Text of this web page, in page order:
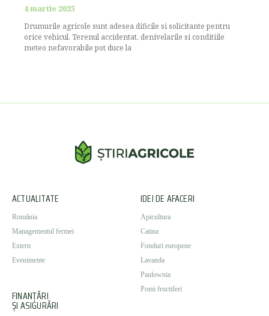
4 martie 2025
Drumurile agricole sunt adesea dificile si solicitante pentru
orice vehicul. Terenul accidentat, denivelarile si conditiile
meteo nefavorabile pot duce la
ACTUALITATE
România
Managementul fermei
Extern
Evenimente
FINANȚĂRI
ȘI ASIGURĂRI
IDEI DE AFACERI
Apicultura
Catina
Fonduri europene
Lavanda
Paulownia
Pomi fructiferi